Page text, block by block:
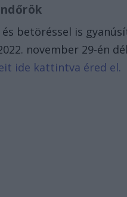
betöréssel is
november 29-én
ide kattintva éred el.